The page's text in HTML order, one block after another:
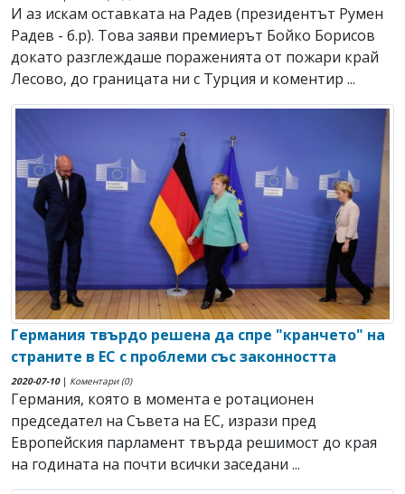
И аз искам оставката на Радев (президентът Румен
Радев - б.р). Това заяви премиерът Бойко Борисов
докато разглеждаше пораженията от пожари край
Лесово, до границата ни с Турция и коментир ...
Германия твърдо решена да спре "кранчето" на
страните в ЕС с проблеми със законността
2020-07-10| Коментари (0)
Германия, която в момента е ротационен
председател на Съвета на ЕС, изрази пред
Европейския парламент твърда решимост до края
на годината на почти всички заседани ...